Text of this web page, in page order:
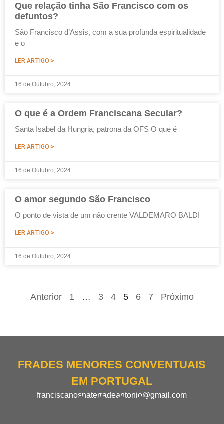
Que relação tinha São Francisco com os
defuntos?
São Francisco d’Assis, com a sua profunda espiritualidade
e o
LER ARTIGO >
16 de Outubro, 2024
O que é a Ordem Franciscana Secular?
Santa Isabel da Hungria, patrona da OFS O que é
LER ARTIGO >
16 de Outubro, 2024
O amor segundo São Francisco
O ponto de vista de um não crente VALDEMARO BALDI
LER ARTIGO >
16 de Outubro, 2024
Anterior 1 … 3 4 5 6 7 Próximo
FRADES MENORES CONVENTUAIS
EM PORTUGAL
franciscanosnaterradeantonio@gmail.com